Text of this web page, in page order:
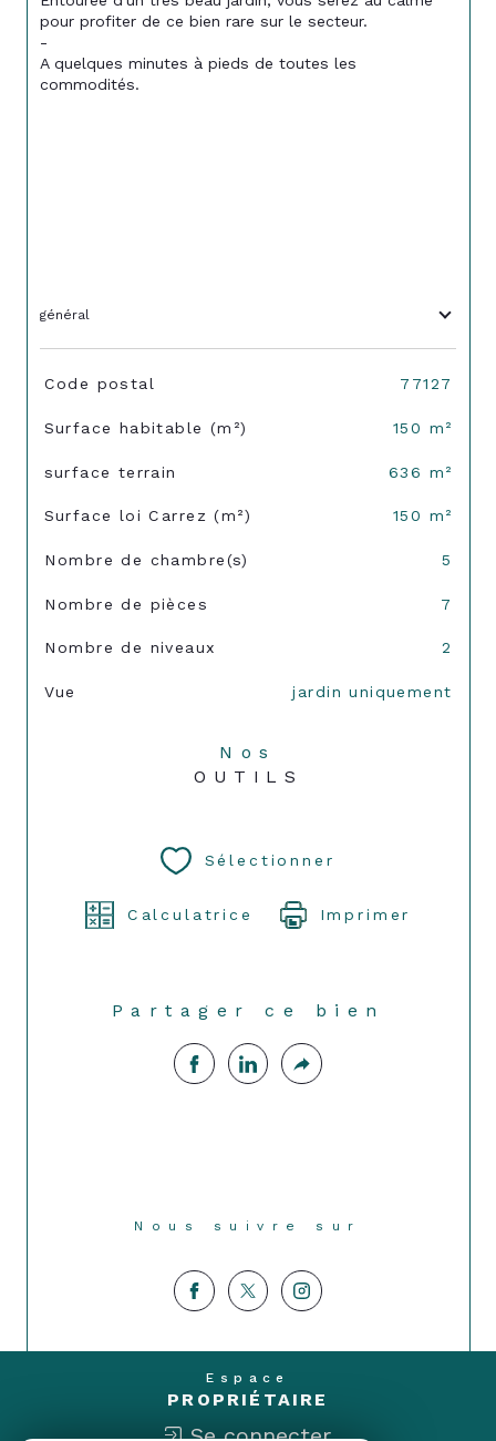
pour profiter de ce bien rare sur le secteur.
-
A quelques minutes à pieds de toutes les
commodités.
général
TRAD_SIROCCO_Caracteristique
Code postal 77127
Surface habitable (m²) 150 m²
surface terrain 636 m²
Surface loi Carrez (m²) 150 m²
Nombre de chambre(s) 5
Nombre de pièces 7
Nombre de niveaux 2
Vue jardin uniquement
Nos
OUTILS
Sélectionner
Calculatrice Imprimer
Partager ce bien
Nous suivre sur
Espace
PROPRIÉTAIRE
Se connecter